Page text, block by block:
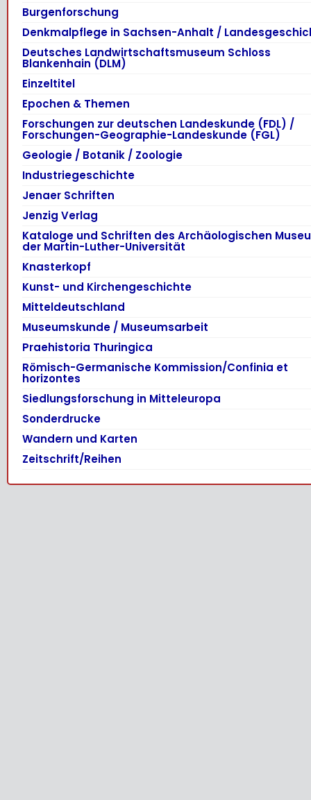
Burgenforschung
Denkmalpflege in Sachsen-Anhalt /
Deutsches Landwirtschaftsmuseum Schloss
Blankenhain (DLM)
Einzeltitel
Epochen & Themen
Forschungen zur deutschen Landeskunde (FDL) /
Forschungen-Geographie-Landeskunde (FGL)
Geologie / Botanik / Zoologie
Industriegeschichte
Jenaer Schriften
Jenzig Verlag
Kataloge und Schriften des Archäologischen
der Martin-Luther-Universität
Knasterkopf
Kunst- und Kirchengeschichte
Mitteldeutschland
Museumskunde / Museumsarbeit
Praehistoria Thuringica
Römisch-Germanische Kommission/Confinia et
horizontes
Siedlungsforschung in Mitteleuropa
Sonderdrucke
Wandern und Karten
Zeitschrift/Reihen